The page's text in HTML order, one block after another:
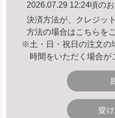
2026.07.29 12:24頃のお
決済方法が、クレジッ
方法の場合はこちら を
※土・日・祝日の注文の
時間をいただく場合が
受